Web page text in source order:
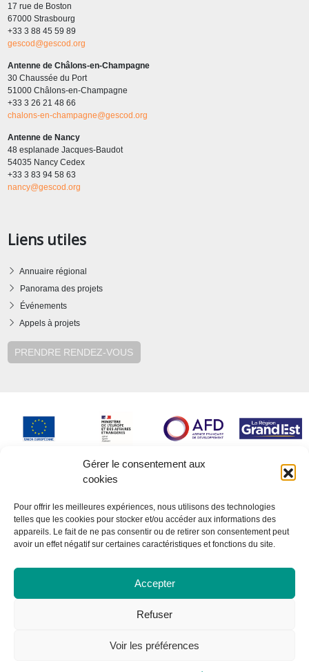
Gérer le consentement aux
cookies
Pour offrir les meilleures expériences, nous utilisons des technologies
telles que les cookies pour stocker et/ou accéder aux informations des
appareils. Le fait de ne pas consentir ou de retirer son consentement peut
avoir un effet négatif sur certaines caractéristiques et fonctions du site.
Accepter
Refuser
Voir les préférences
17 rue de Boston
67000 Strasbourg
+33 3 88 45 59 89
gescod@gescod.org
Antenne de Châlons-en-Champagne
30 Chaussée du Port
51000 Châlons-en-Champagne
+33 3 26 21 48 66
chalons-en-champagne@gescod.org
Antenne de Nancy
48 esplanade Jacques-Baudot
54035 Nancy Cedex
+33 3 83 94 58 63
nancy@gescod.org
Liens utiles
Annuaire régional
Panorama des projets
Événements
Appels à projets
PRENDRE RENDEZ-VOUS